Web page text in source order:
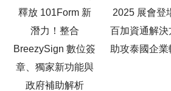
釋放 101Form 新
潛力！整合
BreezySign 數位簽
章、獨家新功能與
政府補助解析
2025 展會登
百加資通解決
助攻泰國企業